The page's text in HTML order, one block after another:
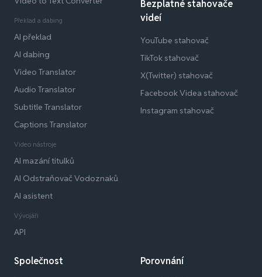
Překlad a dabing
AI překlad
AI dabing
Video Translator
Audio Translator
Subtitle Translator
Captions Translator
Video nástroje
AI mazání titulků
AI Odstraňovač Vodoznaků
AI asistent
Vývojáři
API
Bezplatné stahovače
videí
YouTube stahovač
TikTok stahovač
X(Twitter) stahovač
Facebook Videa stahovač
Instagram stahovač
Společnost Porovnání